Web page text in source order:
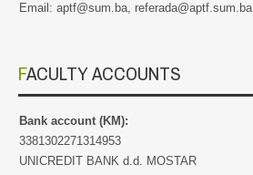
Email: aptf@sum.ba, referada@aptf.sum.ba
FACULTY ACCOUNTS
Bank account (KM):
3381302271314953
UNICREDIT BANK d.d. MOSTAR